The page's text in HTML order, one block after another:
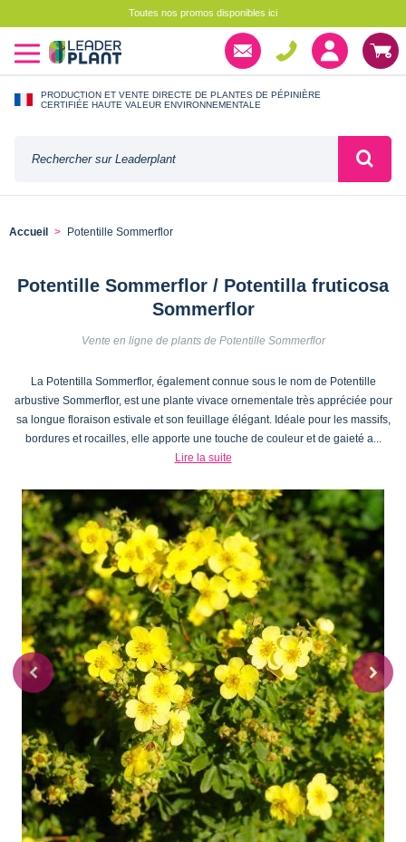
Toutes nos promos disponibles ici
PRODUCTION ET VENTE DIRECTE DE PLANTES DE PÉPINIÈRE
CERTIFIÉE HAUTE VALEUR ENVIRONNEMENTALE
Accueil Potentille Sommerflor
Potentille Sommerflor / Potentilla fruticosa
Sommerflor
Vente en ligne de plants de Potentille Sommerflor
La Potentilla Sommerflor, également connue sous le nom de Potentille
arbustive Sommerflor, est une plante vivace ornementale très appréciée pour
sa longue floraison estivale et son feuillage élégant. Idéale pour les massifs,
bordures et rocailles, elle apporte une touche de couleur et de gaieté a...
Lire la suite